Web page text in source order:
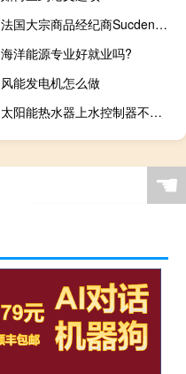
法国大宗商品经纪商Sucden糖交易联席主管Dimitri Varsano：巴西港口拥堵可能会加剧全球糖市供应紧张由于降雨巴西港口的糖装载延误可能会更严重并推高糖价
海洋能源专业好就业吗?
风能发电机怎么做
太阳能热水器上水控制器不上水是什么原因及怎么维修
☚